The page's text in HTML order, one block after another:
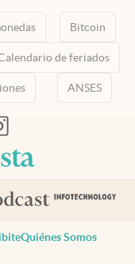
Bitcoin
de feriados
ANSES
pestaña
nueva pestaña
en nueva pestaña
abre en nueva pestaña
Quiénes Somos